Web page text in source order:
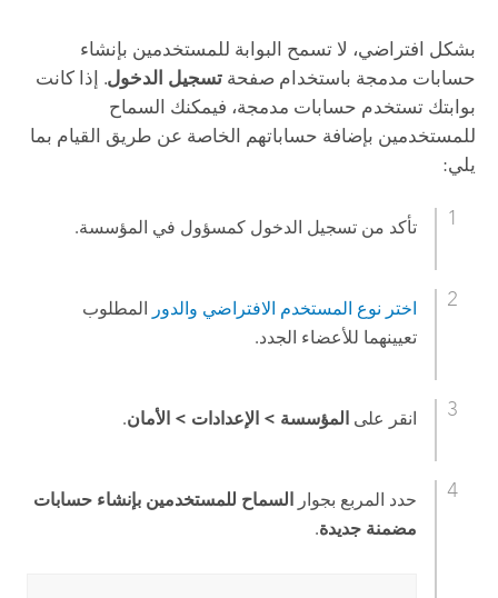
بشكل افتراضي، لا تسمح البوابة للمستخدمين بإنشاء
حسابات مدمجة باستخدام صفحة تسجيل الدخول. إذا كانت
بوابتك تستخدم حسابات مدمجة، فيمكنك السماح
للمستخدمين بإضافة حساباتهم الخاصة عن طريق القيام بما
يلي:
تأكد من تسجيل الدخول كمسؤول في المؤسسة.
اختر نوع المستخدم الافتراضي والدور المطلوب
تعيينهما للأعضاء الجدد.
انقر على المؤسسة > الإعدادات > الأمان.
حدد المربع بجوار
السماح للمستخدمين بإنشاء حسابات
مضمنة جديدة.